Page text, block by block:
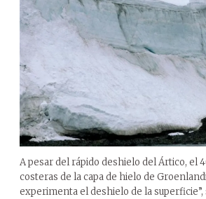
A pesar del rápido deshielo del Ártico, el
costeras de la capa de hielo de
experimenta el deshielo de la superficie”,